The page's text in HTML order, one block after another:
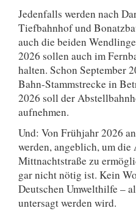
Jedenfalls werden nach
Tiefbahnhof und
auch die beiden
2026 sollen auch im
halten. Schon September
Bahn-Stammstrecke in
2026 soll der
aufnehmen.
Und: Von Frühjahr 2026
werden, angeblich, um
Mittnachtstraße zu
gar nicht nötig ist. Kein
Deutschen Umwelthilfe –
untersagt werden wird.